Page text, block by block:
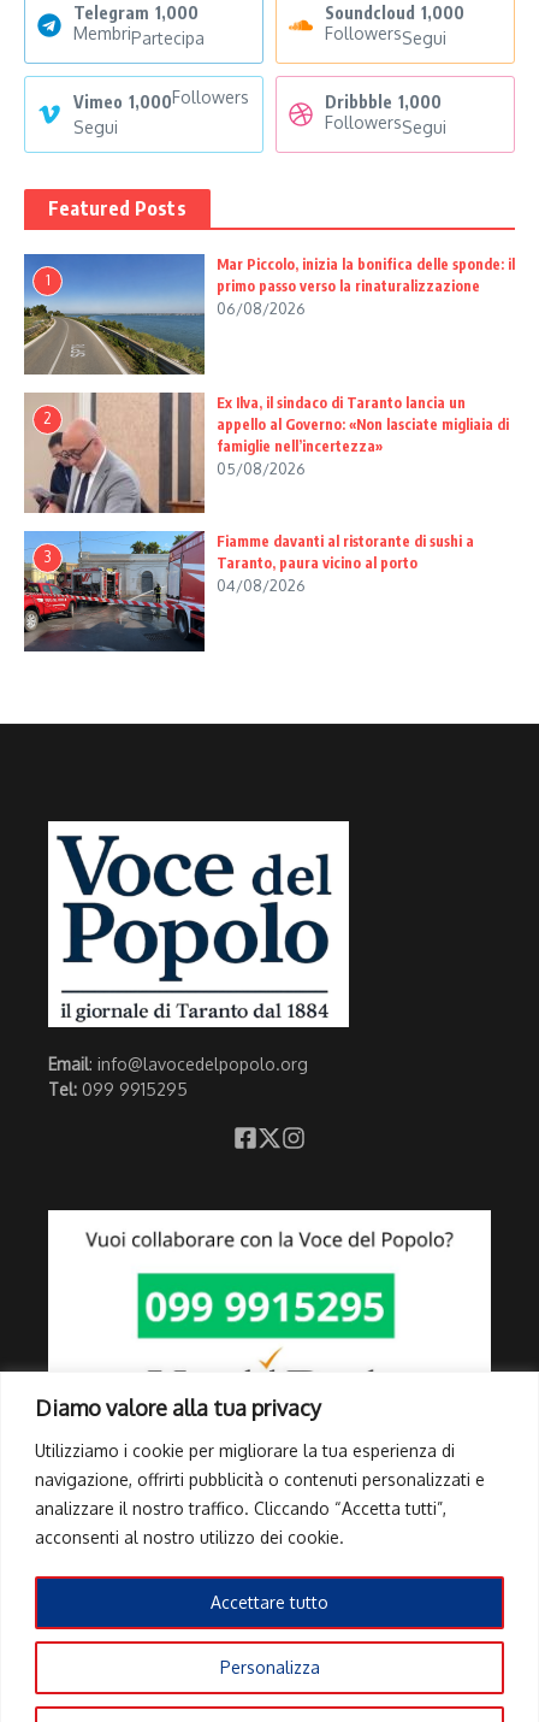
Diamo valore alla tua privacy
Utilizziamo i cookie per migliorare la tua esperienza di
navigazione, offrirti pubblicità o contenuti personalizzati e
analizzare il nostro traffico. Cliccando “Accetta tutti”,
acconsenti al nostro utilizzo dei cookie.
Personalizza
Accettare tutto
Telegram 1,000
MembriPartecipa
Soundcloud 1,000
FollowersSegui
Vimeo 1,000Followers
Segui
Dribbble 1,000
FollowersSegui
Featured Posts
1
Mar Piccolo, inizia la bonifica delle sponde: il
primo passo verso la rinaturalizzazione
06/08/2026
2
Ex Ilva, il sindaco di Taranto lancia un
appello al Governo: «Non lasciate migliaia di
famiglie nell’incertezza»
05/08/2026
3
Fiamme davanti al ristorante di sushi a
Taranto, paura vicino al porto
04/08/2026
Email: info@lavocedelpopolo.org
Tel: 099 9915295
Link Utili
Info Pubblicità elettorale